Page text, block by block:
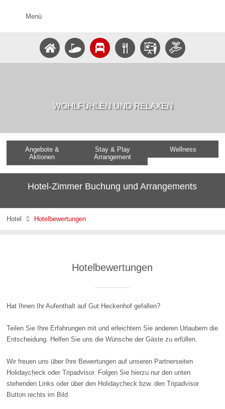
Menü
WOHLFÜHLEN UND RELAXEN
Angebote &
Aktionen
Stay & Play
Arrangement
Wellness
Hotel-Zimmer Buchung und Arrangements
Hotel  Hotelbewertungen
Hotelbewertungen
Hat Ihnen Ihr Aufenthalt auf Gut Heckenhof gefallen?
Teilen Sie Ihre Erfahrungen mit und erleichtern Sie anderen Urlaubern die
Entscheidung. Helfen Sie uns die Wünsche der Gäste zu erfüllen.
Wir freuen uns über Ihre Bewertungen auf unseren Partnerseiten
Holidaycheck oder Tripadvisor. Folgen Sie hierzu nur den unten
stehenden Links oder über den Holidaycheck bzw. den Tripadvisor
Button rechts im Bild.